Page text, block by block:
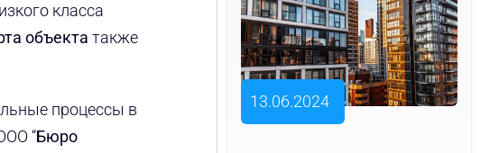
класса
объекта также
процессы в
“Бюро
13.06.2024